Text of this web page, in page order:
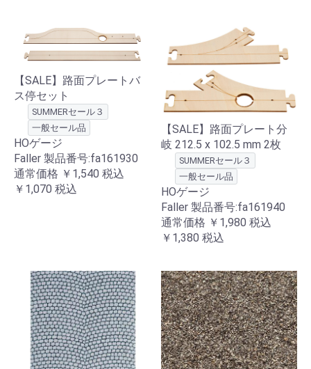
【SALE】路面プレートバ
ス停セット
SUMMERセール３
一般セール品
HOゲージ
Faller 製品番号:fa161930
通常価格 ￥1,540 税込
￥1,070 税込
【SALE】路面プレート分
岐 212.5 x 102.5 mm 2枚
SUMMERセール３
一般セール品
HOゲージ
Faller 製品番号:fa161940
通常価格 ￥1,980 税込
￥1,380 税込